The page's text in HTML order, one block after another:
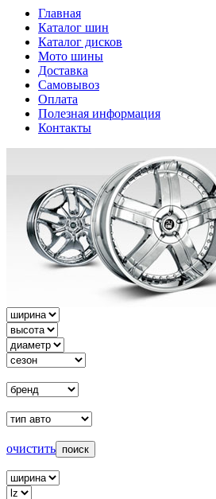
Главная
Каталог шин
Каталог дисков
Мото шины
Доставка
Самовывоз
Оплата
Полезная информация
Контакты
очистить